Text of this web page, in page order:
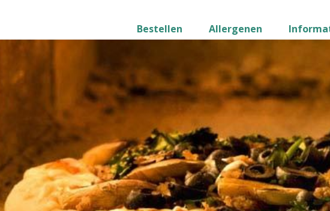
Bestellen Allergenen